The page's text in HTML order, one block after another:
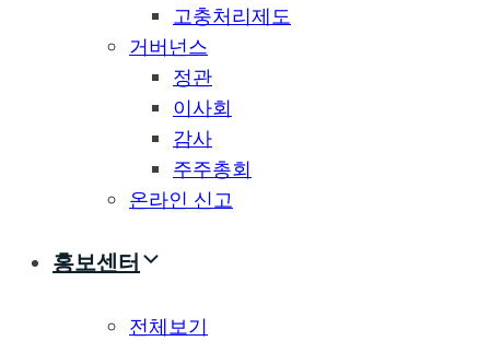
고충처리제도
거버넌스
정관
이사회
감사
주주총회
온라인 신고
홍보센터
전체보기